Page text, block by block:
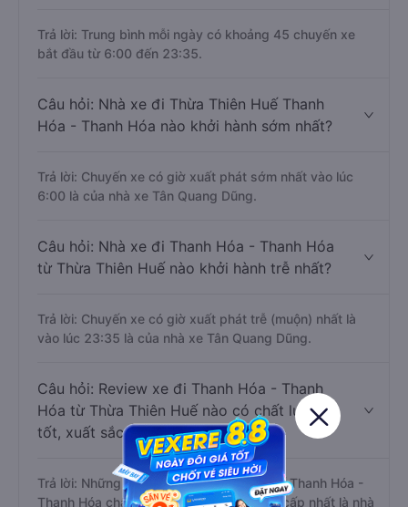
Trả lời: Trung bình mỗi ngày có khoảng 45 chuyến xe
bắt đầu từ 6:00 đến 23:35.
Câu hỏi: Nhà xe đi Thừa Thiên Huế Thanh
Hóa - Thanh Hóa nào khởi hành sớm nhất?
Trả lời: Chuyến xe có giờ xuất phát sớm nhất vào lúc
6:00 là của nhà xe Tân Quang Dũng.
Câu hỏi: Nhà xe đi Thanh Hóa - Thanh Hóa
từ Thừa Thiên Huế nào khởi hành trễ nhất?
Trả lời: Chuyến xe có giờ xuất phát trễ (muộn) nhất là
vào lúc 23:35 là của nhà xe Tân Quang Dũng.
Câu hỏi: Review xe đi Thanh Hóa - Thanh
Hóa từ Thừa Thiên Huế nào có chất lượng
tốt, xuất sắc, cao cấp nhất?
Trả lời: Những hãng xe đi Thừa Thiên Huế Thanh Hóa -
Thanh Hóa chất lượng tốt, xuất sắc, cao cấp nhất là nhà